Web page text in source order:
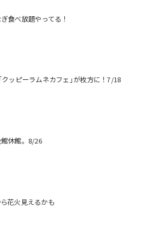
食べ放題やってる！
ッピーラムネカフェ｣が枚方に！7/18
休館。8/26
花火見えるかも